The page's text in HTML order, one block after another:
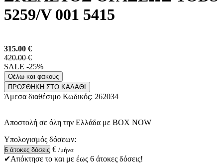
5259/V 001 5415
315.00 €
420.00 €
SALE -25%
Θέλω και φακούς
ΠΡΟΣΘΗΚΗ ΣΤΟ ΚΑΛΑΘΙ
Άμεσα διαθέσιμο Κωδικός: 262034
Αποστολή σε όλη την Ελλάδα με BOX NOW
Υπολογισμός δόσεων:
€ /μήνα
✔Απόκτησε το και με έως 6 άτοκες δόσεις!